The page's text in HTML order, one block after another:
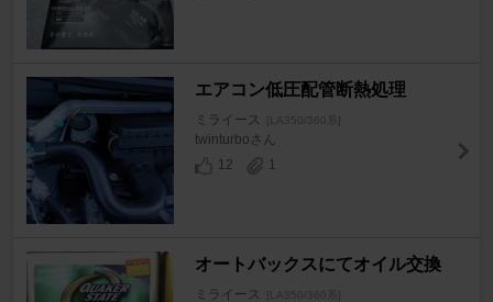
エアコン低圧配管断熱処理
ミライース [LA350/360系]
twinturboさん
12
1
オートバックスにてオイル交換
ミライース [LA350/360系]